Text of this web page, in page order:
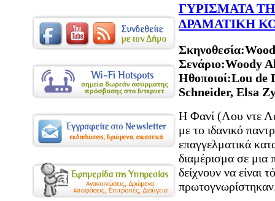
ΓΥΡΙΣΜΑΤΑ
ΔΡΑΜΑΤΙΚΗ
Σενάριο:Woody
Ηθοποιοί:Lou de
Schneider, Elsa
Η Φανί (Λου ντε
με το ιδανικό
επαγγελματικά
διαμέρισμα σε μια
δείχνουν να είναι